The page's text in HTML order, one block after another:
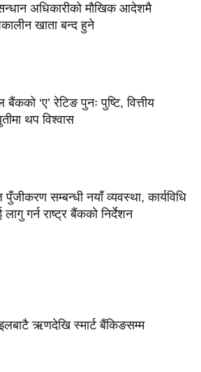
अधिकारीकाे माैखिक आदेशमै
खाता बन्द हुने
बैंकको ‘ए’ रेटिङ पुनः पुष्टि, वित्तीय
थप विश्वास
पुँजीकरण सम्बन्धी नयाँ व्यवस्था, कार्यविधि
लागु गर्न राष्ट्र बैंकको निर्देशन
ऋणदेखि स्मार्ट बैंकिङसम्म